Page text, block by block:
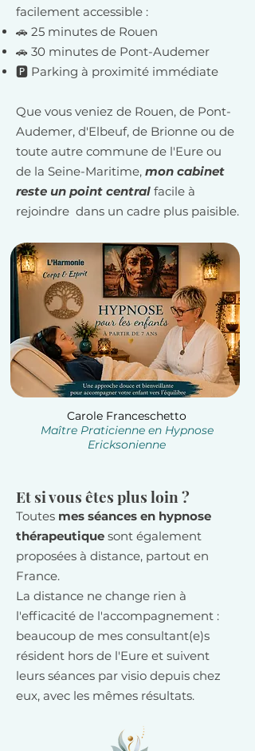
facilement accessible :
🚗 25 minutes de Rouen
🚗 30 minutes de Pont-Audemer
🅿️ Parking à proximité immédiate
Que vous veniez de Rouen, de Pont-
Audemer, d'Elbeuf, de Brionne ou de
toute autre commune de l'Eure ou
de la Seine-Maritime, mon cabinet
reste un point central facile à
rejoindre dans un cadre plus paisible.
Carole Franceschetto
Maître Praticienne en Hypnose
Ericksonienne
Et si vous êtes plus loin ?
Toutes mes séances en hypnose
thérapeutique sont également
proposées à distance, partout en
France.
La distance ne change rien à
l'efficacité de l'accompagnement :
beaucoup de mes consultant(e)s
résident hors de l'Eure et suivent
leurs séances par visio depuis chez
eux, avec les mêmes résultats.